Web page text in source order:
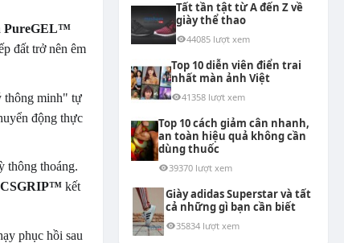
PureGEL™
đất trở nên êm
thông minh" tự
động thực
thông thoáng.
kết
phục hồi sau
Tất tần tật từ A đến Z về
giày thể thao
44085 lượt xem
Top 10 diễn viên điển trai
nhất màn ảnh Việt
41358 lượt xem
Top 10 cách giảm cân nhanh,
an toàn hiệu quả không cần
dùng thuốc
39370 lượt xem
Giày adidas Superstar và tất
cả những gì bạn cần biết
35834 lượt xem